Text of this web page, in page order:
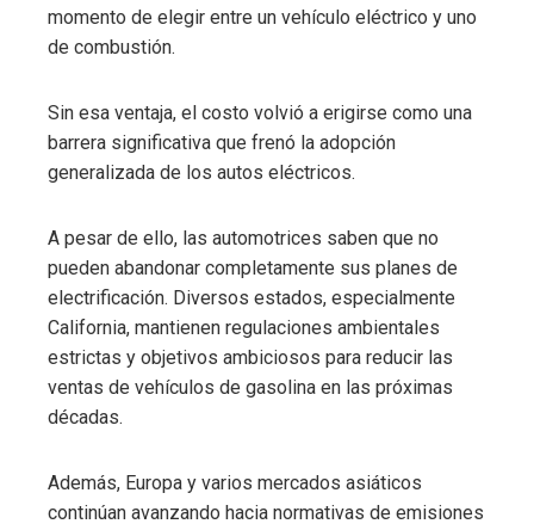
momento de elegir entre un vehículo eléctrico y uno
de combustión.
Sin esa ventaja, el costo volvió a erigirse como una
barrera significativa que frenó la adopción
generalizada de los autos eléctricos.
A pesar de ello, las automotrices saben que no
pueden abandonar completamente sus planes de
electrificación. Diversos estados, especialmente
California, mantienen regulaciones ambientales
estrictas y objetivos ambiciosos para reducir las
ventas de vehículos de gasolina en las próximas
décadas.
Además, Europa y varios mercados asiáticos
continúan avanzando hacia normativas de emisiones